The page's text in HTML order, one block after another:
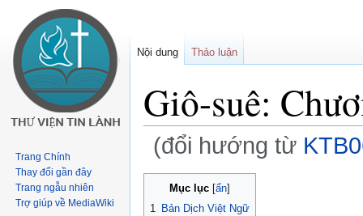
Giô-suê:
(đổi hướng từ
Bước
Mục lục
1
Bản Dịch Việt Ngữ
Nội dung Thảo luận
Trang Chính
Thay đổi gần đây
Trang ngẫu nhiên
Trợ giúp về MediaWiki